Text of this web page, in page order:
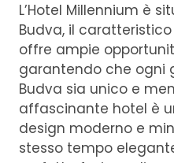
L’Hotel Millennium è
Budva, il
offre ampie
garantendo che ogni
Budva sia unico e
affascinante hotel è
design moderno e
stesso tempo